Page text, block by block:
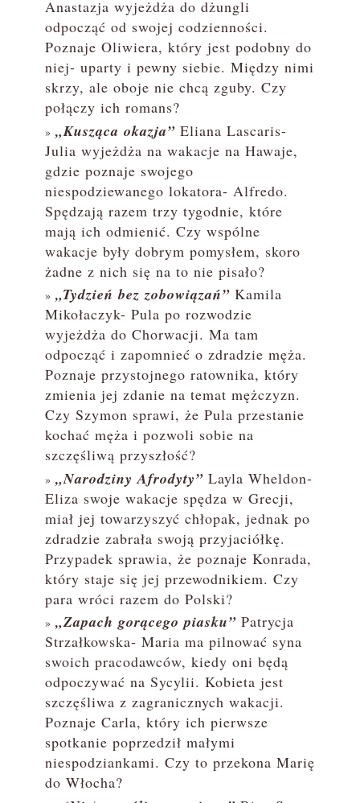
Anastazja wyjeżdża do dżungli
odpocząć od swojej codzienności.
Poznaje Oliwiera, który jest podobny do
niej- uparty i pewny siebie. Między nimi
skrzy, ale oboje nie chcą zguby. Czy
połączy ich romans?
„Kusząca okazja”Eliana Lascaris-
Julia wyjeżdża na wakacje na Hawaje,
gdzie poznaje swojego
niespodziewanego lokatora- Alfredo.
Spędzają razem trzy tygodnie, które
mają ich odmienić. Czy wspólne
wakacje były dobrym pomysłem, skoro
żadne z nich się na to nie pisało?
„Tydzień bez zobowiązań”Kamila
Mikołaczyk- Pula po rozwodzie
wyjeżdża do Chorwacji. Ma tam
odpocząć i zapomnieć o zdradzie męża.
Poznaje przystojnego ratownika, który
zmienia jej zdanie na temat mężczyzn.
Czy Szymon sprawi, że Pula przestanie
kochać męża i pozwoli sobie na
szczęśliwą przyszłość?
„Narodziny Afrodyty”Layla Wheldon-
Eliza swoje wakacje spędza w Grecji,
miał jej towarzyszyć chłopak, jednak po
zdradzie zabrała swoją przyjaciółkę.
Przypadek sprawia, że poznaje Konrada,
który staje się jej przewodnikiem. Czy
para wróci razem do Polski?
„Zapach gorącego piasku”Patrycja
Strzałkowska- Maria ma pilnować syna
swoich pracodawców, kiedy oni będą
odpoczywać na Sycylii. Kobieta jest
szczęśliwa z zagranicznych wakacji.
Poznaje Carla, który ich pierwsze
spotkanie poprzedził małymi
niespodziankami. Czy to przekona Marię
do Włocha?